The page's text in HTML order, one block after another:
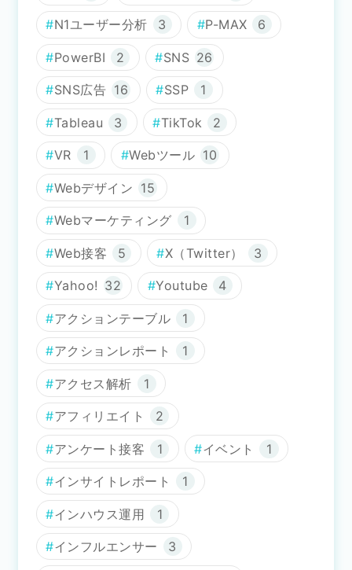
N1ユーザー分析 3 P-MAX 6
PowerBI 2 SNS 26
SNS広告 16 SSP 1
Tableau 3 TikTok 2
VR 1 Webツール 10
Webデザイン 15
Webマーケティング 1
Web接客 5 X（Twitter） 3
Yahoo! 32 Youtube 4
アクションテーブル 1
アクションレポート 1
アクセス解析 1
アフィリエイト 2
アンケート接客 1 イベント 1
インサイトレポート 1
インハウス運用 1
インフルエンサー 3